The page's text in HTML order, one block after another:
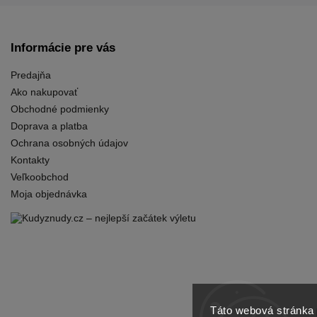
Táto webová
Informácie pre vás
Predajňa
Ako nakupovať
Obchodné podmienky
Doprava a platba
Ochrana osobných údajov
Kontakty
Veľkoobchod
Moja objednávka